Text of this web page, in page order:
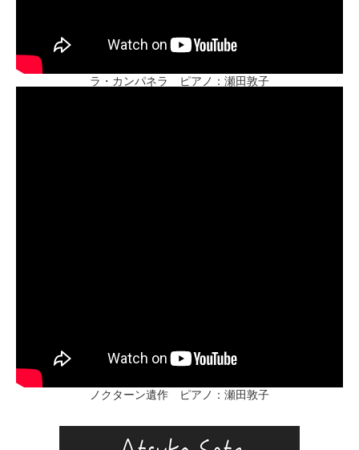
ラ・カンパネラ ピアノ：瀬田敦子
ノクターン遺作 ピアノ：瀬田敦子